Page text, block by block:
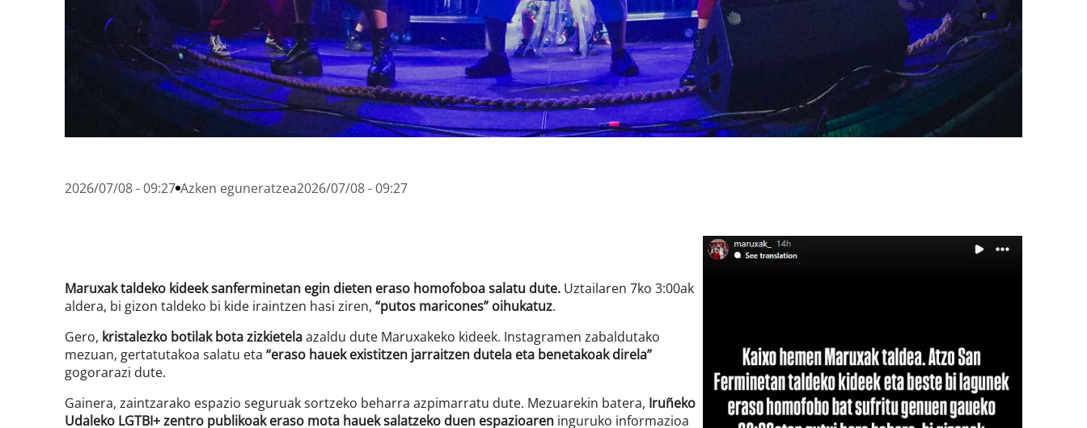
2026/07/08 - 09:27 Azken eguneratzea2026/07/08 - 09:27
Maruxak taldeko kideek sanferminetan egin dieten eraso homofoboa salatu dute. Uztailaren 7ko 3:00ak
aldera, bi gizon taldeko bi kide iraintzen hasi ziren, “putos maricones” oihukatuz.
Gero, kristalezko botilak bota zizkietelaazaldu dute Maruxakeko kideek. Instagramen zabaldutako
mezuan, gertatutakoa salatu eta “eraso hauek existitzen jarraitzen dutela eta benetakoak direla”
gogorarazi dute.
Gainera, zaintzarako espazio seguruak sortzeko beharra azpimarratu dute. Mezuarekin batera, Iruñeko
Udaleko LGTBI+ zentro publikoak eraso mota hauek salatzeko duen espazioaren inguruko informazioa